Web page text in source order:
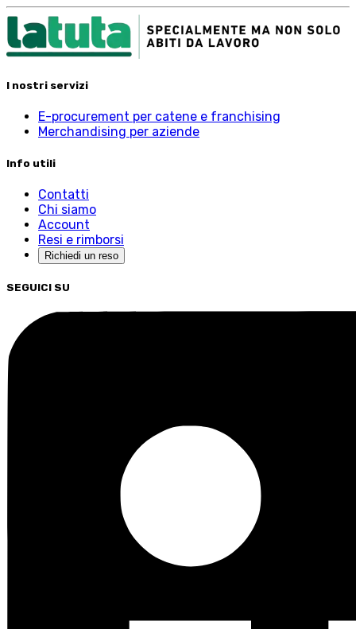
I nostri servizi
E-procurement per catene e franchising
Merchandising per aziende
Info utili
Contatti
Chi siamo
Account
Resi e rimborsi
Richiedi un reso
SEGUICI SU